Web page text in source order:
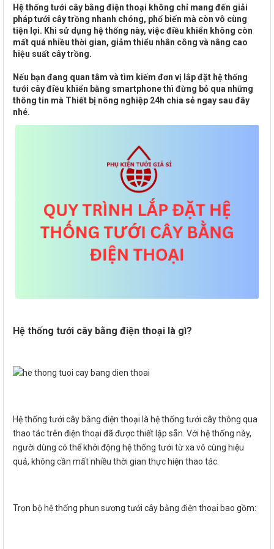
Hệ thống tưới cây bằng điện thoại không chỉ mang đến giải
pháp tưới cây trồng nhanh chóng, phổ biến mà còn vô cùng
tiện lợi. Khi sử dụng hệ thống này, việc điều khiển không còn
mất quá nhiều thời gian, giảm thiểu nhân công và nâng cao
hiệu suất cây trồng.
Nếu bạn đang quan tâm và tìm kiếm đơn vị lắp đặt hệ thống
tưới cây điều khiển bằng smartphone thì đừng bỏ qua những
thông tin mà Thiết bị nông nghiệp 24h chia sẻ ngay sau đây
nhé.
Hệ thống tưới cây bằng điện thoại là gì?
Hệ thống tưới cây bằng điện thoại là hệ thống tưới cây thông qua
thao tác trên điện thoại đã được thiết lập sẵn. Với hệ thống này,
người dùng có thể khởi động hệ thống tưới từ xa vô cùng hiệu
quả, không cần mất nhiều thời gian thực hiện thao tác.
Trọn bộ hệ thống phun sương tưới cây bằng điện thoại bao gồm: